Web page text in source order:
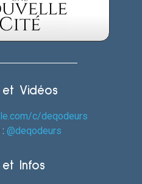
et Vidéos
c/deqodeurs
@deqodeurs
Infos